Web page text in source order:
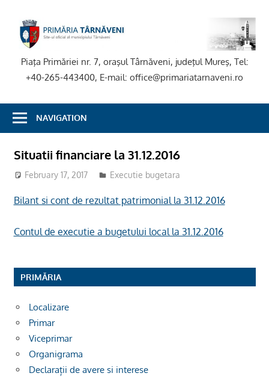
content
Piaţa Primăriei nr. 7, oraşul Târnăveni, judeţul Mureş, Tel:
+40-265-443400, E-mail: office@primariatarnaveni.ro
NAVIGATION
Situatii financiare la 31.12.2016
February 17, 2017 admsite
Executie bugetara
Bilant si cont de rezultat patrimonial la 31.12.2016
Contul de executie a bugetului local la 31.12.2016
PRIMĂRIA
Localizare
Primar
Viceprimar
Organigrama
Declarații de avere si interese